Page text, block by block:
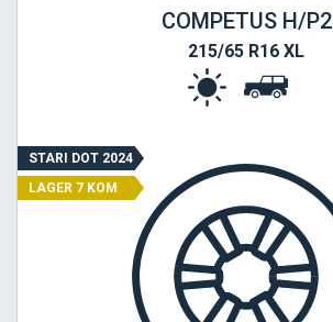
COMPETUS H/P2
215/65 R16 XL
STARI DOT 2024
LAGER 7 KOM